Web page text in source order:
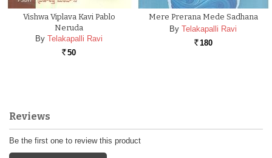
Vishwa Viplava Kavi Pablo
Neruda
By Telakapalli Ravi
Rs. 50
Mere Prerana Mede Sadhana
By Telakapalli Ravi
Rs. 180
Reviews
Be the first one to review this product